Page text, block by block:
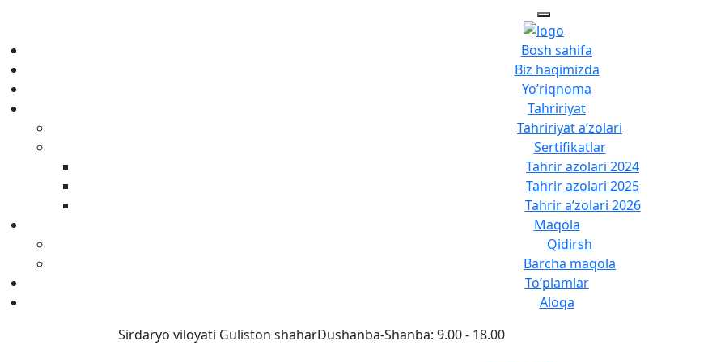
Bosh sahifa
Biz haqimizda
Yo’riqnoma
Tahririyat
Tahririyat a’zolari
Sertifikatlar
Tahrir azolari 2024
Tahrir azolari 2025
Tahrir a’zolari 2026
Maqola
Qidirsh
Barcha maqola
To’plamlar
Aloqa
Sirdaryo viloyati Guliston shaharDushanba-Shanba: 9.00 - 18.00